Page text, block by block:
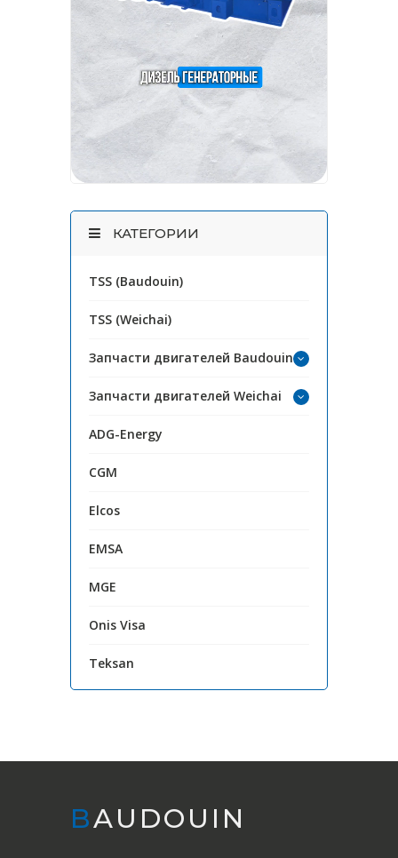
КАТЕГОРИИ
TSS (Baudouin)
TSS (Weichai)
Запчасти двигателей Baudouin
Запчасти двигателей Weichai
ADG-Energy
CGM
Elcos
EMSA
MGE
Onis Visa
Teksan
BAUDOUIN